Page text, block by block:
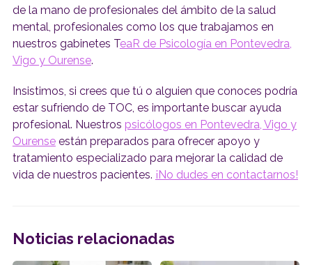
de la mano de profesionales del ámbito de la salud
mental, profesionales como los que trabajamos en
nuestros gabinetes TeaR de Psicología en Pontevedra,
Vigo y Ourense.
Insistimos, si crees que tú o alguien que conoces podría
estar sufriendo de TOC, es importante buscar ayuda
profesional. Nuestros psicólogos en Pontevedra, Vigo y
Ourenseestán preparados para ofrecer apoyo y
tratamiento especializado para mejorar la calidad de
vida de nuestros pacientes. ¡No dudes en contactarnos!
Noticias relacionadas